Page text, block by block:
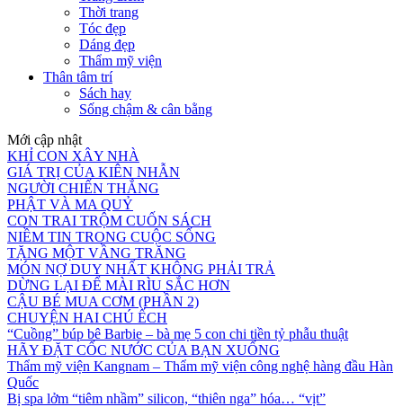
Thời trang
Tóc đẹp
Dáng đẹp
Thẩm mỹ viện
Thân tâm trí
Sách hay
Sống chậm & cân bằng
Mới cập nhật
KHỈ CON XÂY NHÀ
GIÁ TRỊ CỦA KIÊN NHẪN
NGƯỜI CHIẾN THẮNG
PHẬT VÀ MA QUỶ
CON TRAI TRỘM CUỐN SÁCH
NIỀM TIN TRONG CUỘC SỐNG
TẶNG MỘT VẦNG TRĂNG
MÓN NỢ DUY NHẤT KHÔNG PHẢI TRẢ
DỪNG LẠI ĐỂ MÀI RÌU SẮC HƠN
CẬU BÉ MUA CƠM (PHẦN 2)
CHUYỆN HAI CHÚ ẾCH
“Cuồng” búp bê Barbie – bà mẹ 5 con chi tiền tỷ phẫu thuật
HÃY ĐẶT CỐC NƯỚC CỦA BẠN XUỐNG
Thẩm mỹ viện Kangnam – Thẩm mỹ viện công nghệ hàng đầu Hàn
Quốc
Bị spa lởm “tiêm nhầm” silicon, “thiên nga” hóa… “vịt”